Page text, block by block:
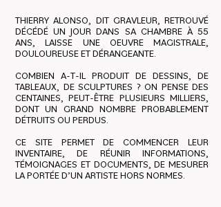
THIERRY ALONSO, DIT GRAVLEUR, RETROUVÉ
DÉCÉDÉ UN JOUR DANS SA CHAMBRE À 55
ANS, LAISSE UNE OEUVRE MAGISTRALE,
DOULOUREUSE ET DÉRANGEANTE.
COMBIEN A-T-IL PRODUIT DE DESSINS, DE
TABLEAUX, DE SCULPTURES ? ON PENSE DES
CENTAINES, PEUT-ÊTRE PLUSIEURS MILLIERS,
DONT UN GRAND NOMBRE PROBABLEMENT
DÉTRUITS OU PERDUS.
CE SITE PERMET DE COMMENCER LEUR
INVENTAIRE, DE RÉUNIR INFORMATIONS,
TÉMOIGNAGES ET DOCUMENTS, DE MESURER
LA PORTÉE D’UN ARTISTE HORS NORMES.